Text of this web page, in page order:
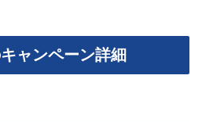
ャンペーン詳細